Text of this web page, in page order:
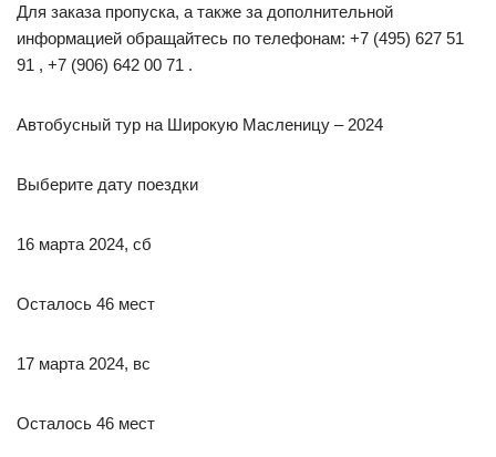
Для заказа пропуска, а также за дополнительной
информацией обращайтесь по телефонам: +7 (495) 627 51
91 , +7 (906) 642 00 71 .
Автобусный тур на Широкую Масленицу – 2024
Выберите дату поездки
16 марта 2024, сб
Осталось 46 мест
17 марта 2024, вс
Осталось 46 мест